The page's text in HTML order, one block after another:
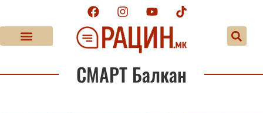
СМАРТ Балкан